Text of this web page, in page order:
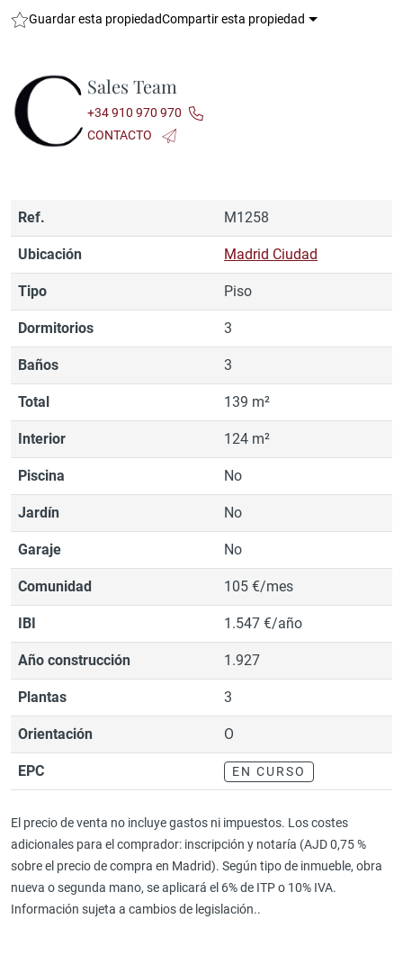
Guardar esta propiedadCompartir esta propiedad
Sales Team
+34 910 970 970
CONTACTO
Ref. M1258
Ubicación Madrid Ciudad
Tipo Piso
Dormitorios 3
Baños 3
Total 139 m²
Interior 124 m²
Piscina No
Jardín No
Garaje No
Comunidad 105 €/mes
IBI 1.547 €/año
Año construcción 1.927
Plantas 3
Orientación O
EPC EN CURSO
El precio de venta no incluye gastos ni impuestos. Los costes
adicionales para el comprador: inscripción y notaría (AJD 0,75 %
sobre el precio de compra en Madrid). Según tipo de inmueble, obra
nueva o segunda mano, se aplicará el 6% de ITP o 10% IVA.
Información sujeta a cambios de legislación..